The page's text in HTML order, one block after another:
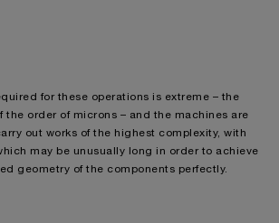
for these operations is extreme – the
the order of microns – and the machines are
out works of the highest complexity, with
may be unusually long in order to achieve
geometry of the components perfectly.